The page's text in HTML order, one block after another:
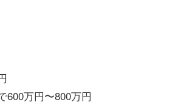
600万円〜800万円